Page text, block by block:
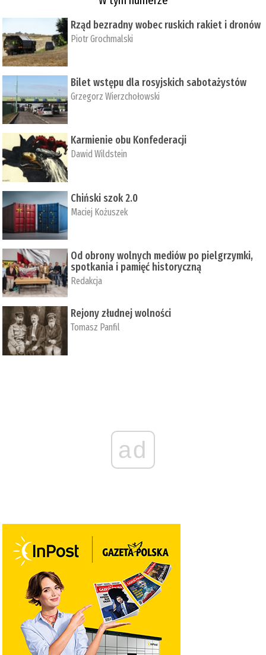
Rząd bezradny wobec ruskich rakiet i dronów
Piotr Grochmalski
Bilet wstępu dla rosyjskich sabotażystów
Grzegorz Wierzchołowski
Karmienie obu Konfederacji
Dawid Wildstein
Chiński szok 2.0
Maciej Kożuszek
Od obrony wolnych mediów po pielgrzymki,
spotkania i pamięć historyczną
Redakcja
Rejony złudnej wolności
Tomasz Panfil
ad